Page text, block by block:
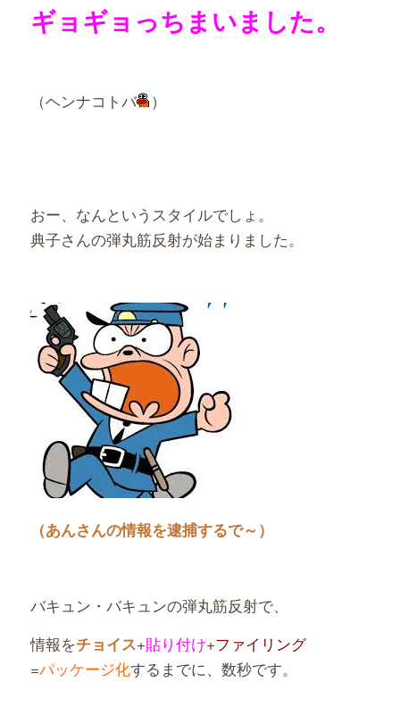
ギョギョっちまいました。
（ヘンナコトバ ）
おー、なんというスタイルでしょ。
典子さんの弾丸筋反射が始まりました。
（あんさんの情報を逮捕するで～）
バキュン・バキュンの弾丸筋反射で、
情報をチョイス+貼り付け+ファイリング
=パッケージ化するまでに、数秒です。